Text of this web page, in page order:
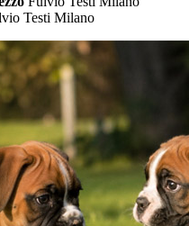
Testi Milano